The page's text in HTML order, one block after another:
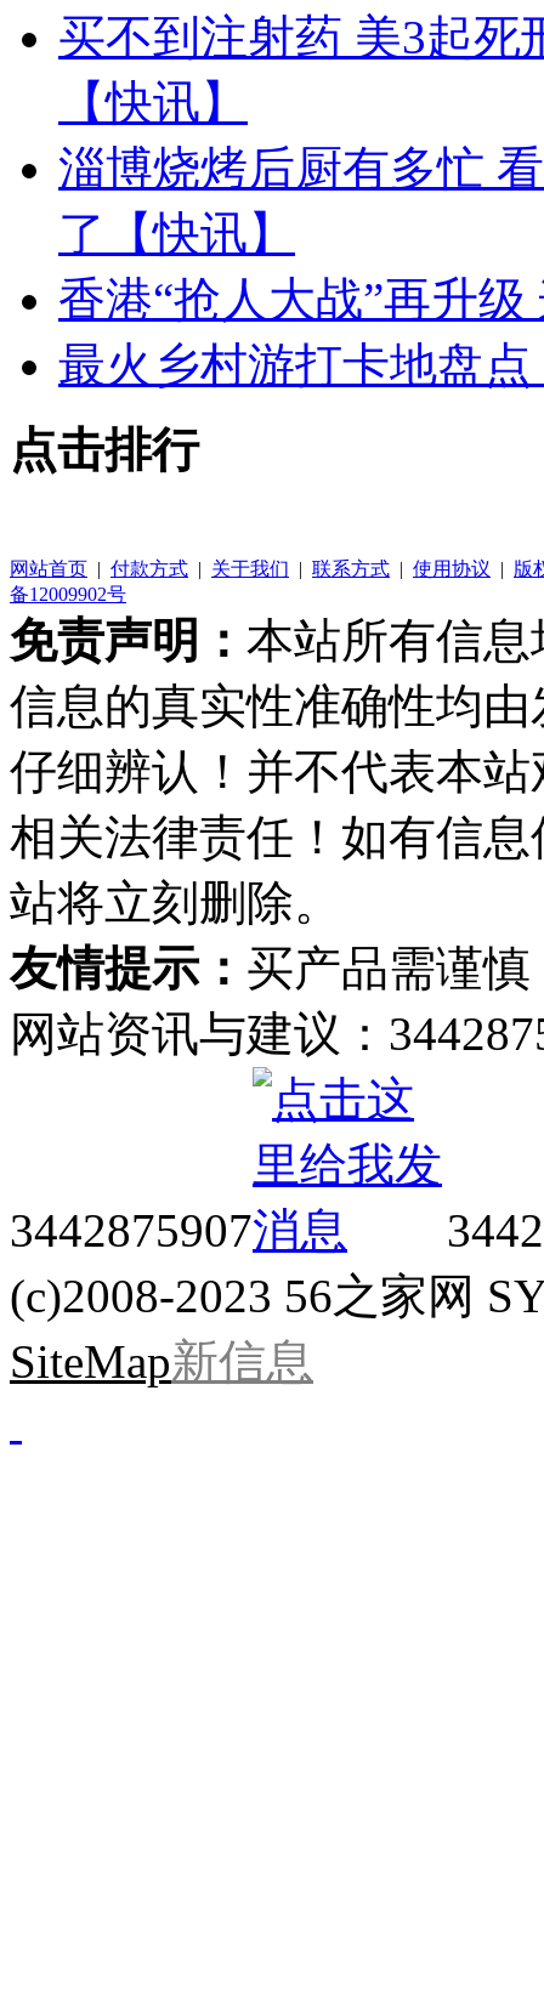
买不到注射药 美3起死
【快讯】
淄博烧烤后厨有多忙
了【快讯】
香港“抢人大战”再升
最火乡村游打卡地盘
点击排行
网站首页 | 付款方式 | 关于我们 | 联系方式 | 使用协议 | 版
备12009902号
免责声明： 本站所有信
信息的真实性准确性均
仔细辨认！并不代表本站
相关法律责任！如有信
站将立刻删除。
友情提示： 买产品需谨慎
网站资讯与建议：
3442875907
(c)2008-2023 56之家网
SiteMap新信息